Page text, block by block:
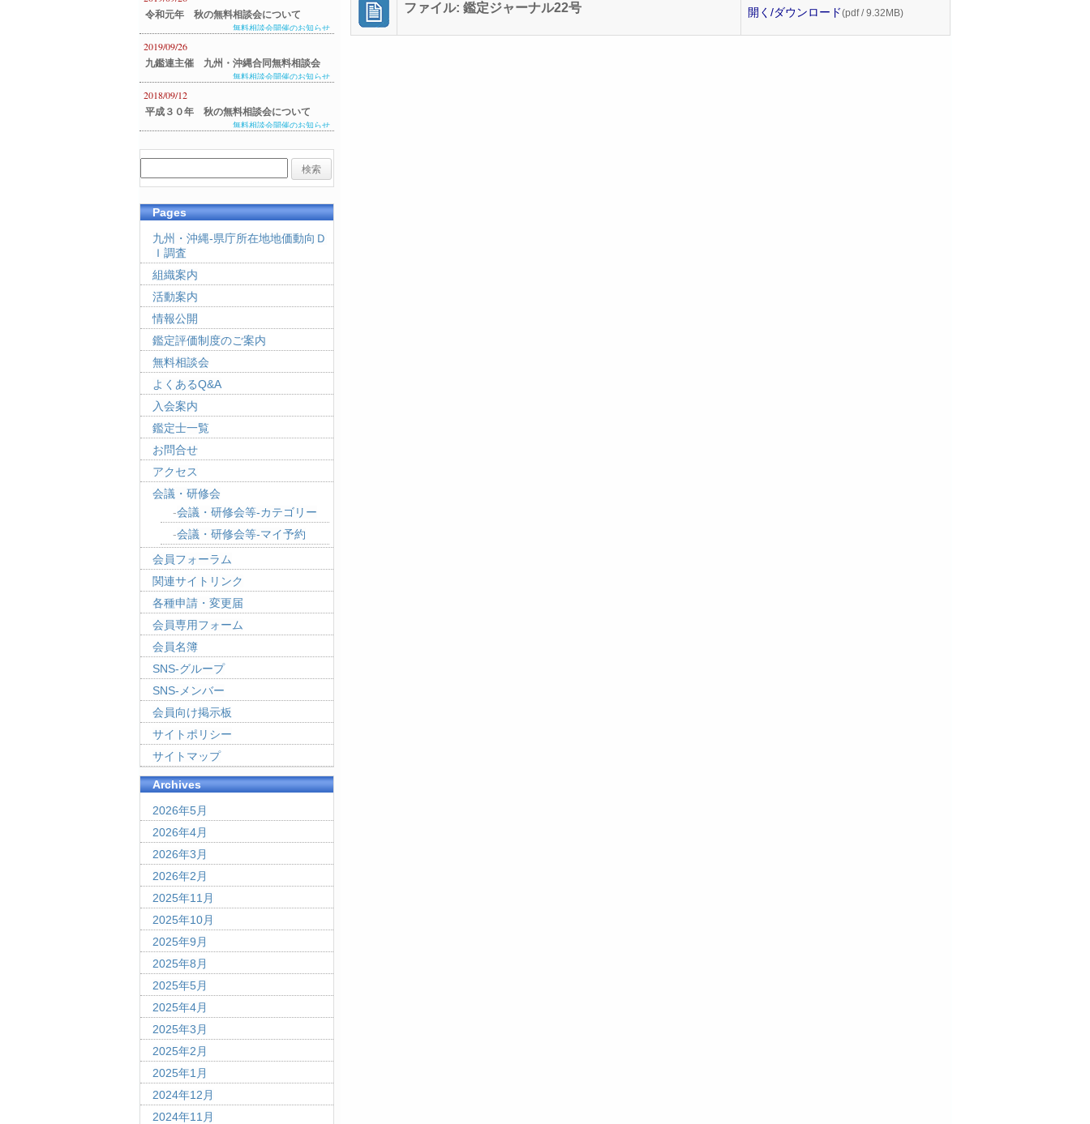
ファイル: 鑑定ジャーナル22号 開く/ダウンロード(pdf / 9.32MB)
令和元年 秋の無料相談会について
無料相談会開催のお知らせ
2019/09/26
九鑑連主催 九州・沖縄合同無料相談会
のご案内
無料相談会開催のお知らせ
2018/09/12
平成３０年 秋の無料相談会について
無料相談会開催のお知らせ
Pages
九州・沖縄-県庁所在地地価動向Ｄ
Ｉ調査
組織案内
活動案内
情報公開
鑑定評価制度のご案内
無料相談会
よくあるQ&A
入会案内
鑑定士一覧
お問合せ
アクセス
会議・研修会
会議・研修会等-カテゴリー
会議・研修会等-マイ予約
会員フォーラム
関連サイトリンク
各種申請・変更届
会員専用フォーム
会員名簿
SNS-グループ
SNS-メンバー
会員向け掲示板
サイトポリシー
サイトマップ
Archives
2026年5月
2026年4月
2026年3月
2026年2月
2025年11月
2025年10月
2025年9月
2025年8月
2025年5月
2025年4月
2025年3月
2025年2月
2025年1月
2024年12月
2024年11月